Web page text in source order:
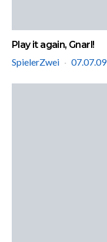
Play it again, Gnarl!
SpielerZwei
07.07.09